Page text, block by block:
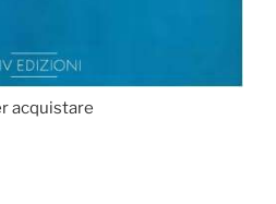
acquistare